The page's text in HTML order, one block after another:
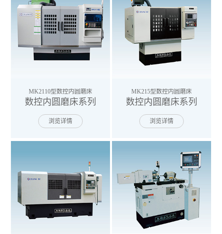
MK2110型数控内圆磨床
数控内圆磨床系列
浏览详情
MK215型数控内圆磨床
数控内圆磨床系列
浏览详情